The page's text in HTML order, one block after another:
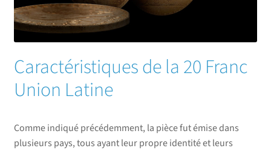
Caractéristiques de la 20 Franc
Union Latine
Comme indiqué précédemment, la pièce fut émise dans
plusieurs pays, tous ayant leur propre identité et leurs